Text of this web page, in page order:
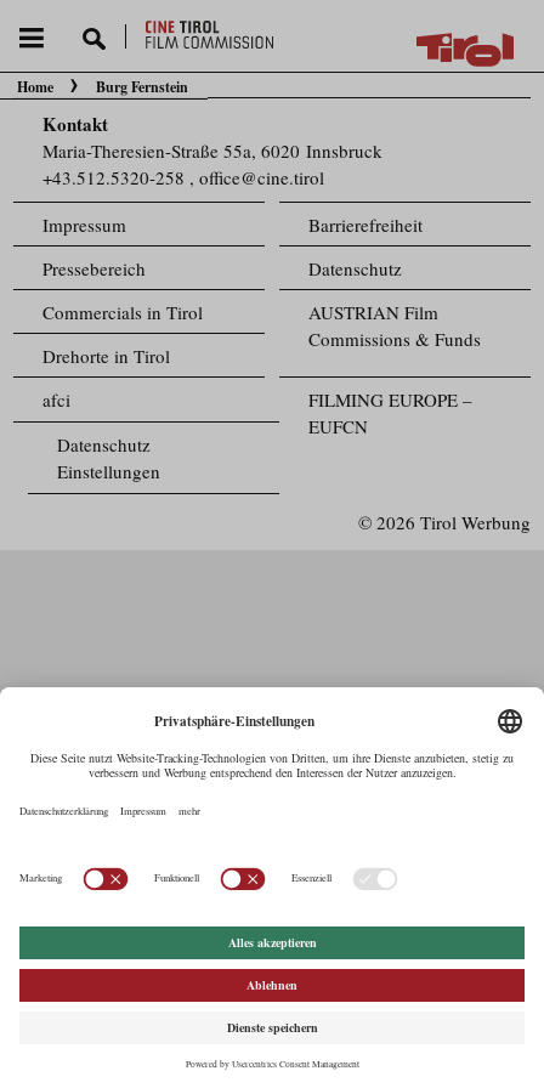
Sie befinden sich hier:
Home Burg Fernstein
Kontakt
Maria-Theresien-Straße 55a, 6020 Innsbruck
+43.512.5320-258 ,office@cine.tirol
Impressum
Barrierefreiheit
Pressebereich
Datenschutz
Commercials in Tirol
AUSTRIAN Film
Commissions & Funds
Drehorte in Tirol
FILMING EUROPE –
EUFCN
afci
Datenschutz
Einstellungen
© 2026 Tirol Werbung